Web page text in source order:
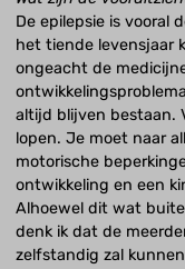
De epilepsie is vooral
het tiende levensjaar
ongeacht de
altijd blijven bestaan.
lopen. Je moet naar
motorische
ontwikkeling en een
Alhoewel dit wat
denk ik dat de
zelfstandig zal